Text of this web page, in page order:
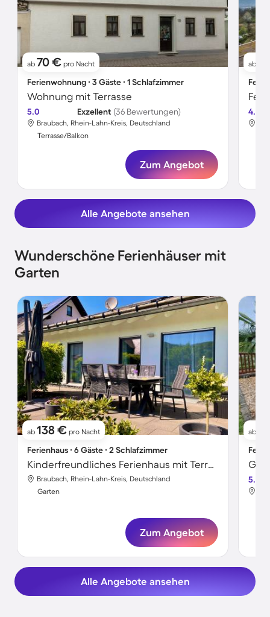
ab 70 € pro Nacht
Ferienwohnung ∙ 3 Gäste ∙ 1 Schlafzimmer
Wohnung mit Terrasse
5.0 Exzellent (36 Bewertungen)
Braubach, Rhein-Lahn-Kreis, Deutschland
Terrasse/Balkon
Zum Angebot
ab
4.6
Alle Angebote ansehen
Wunderschöne Ferienhäuser mit
Garten
ab 138 € pro Nacht
Ferienhaus ∙ 6 Gäste ∙ 2 Schlafzimmer
Kinderfreundliches Ferienhaus mit Terrasse und Garten
Braubach, Rhein-Lahn-Kreis, Deutschland
Garten
Zum Angebot
ab
5.0
Alle Angebote ansehen